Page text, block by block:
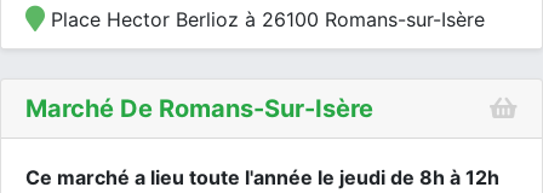
Place Hector Berlioz à 26100 Romans-sur-Isère
Marché De Romans-Sur-Isère
Ce marché a lieu toute l'année le jeudi de 8h à 12h